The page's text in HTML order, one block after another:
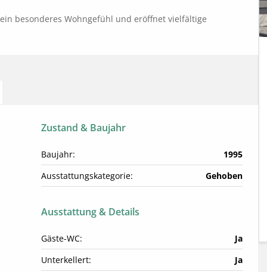
besonderes Wohngefühl und eröffnet vielfältige
Zustand & Baujahr
Baujahr:
1995
Ausstattungskategorie:
Gehoben
Ausstattung & Details
Gäste-WC:
Ja
Unterkellert:
Ja